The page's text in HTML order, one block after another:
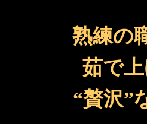
熟練の
茹で
“贅沢”